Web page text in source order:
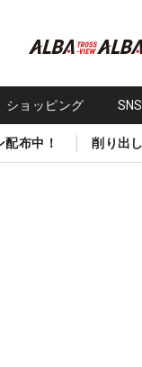
ショッピング
布中！ 削り出